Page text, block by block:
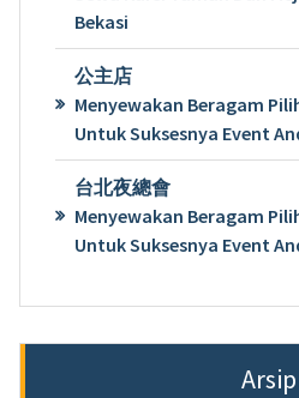
Bekasi
公主店
Menyewakan Beragam
Untuk Suksesnya Event
台北夜總會
Menyewakan Beragam
Untuk Suksesnya Event
Arsip